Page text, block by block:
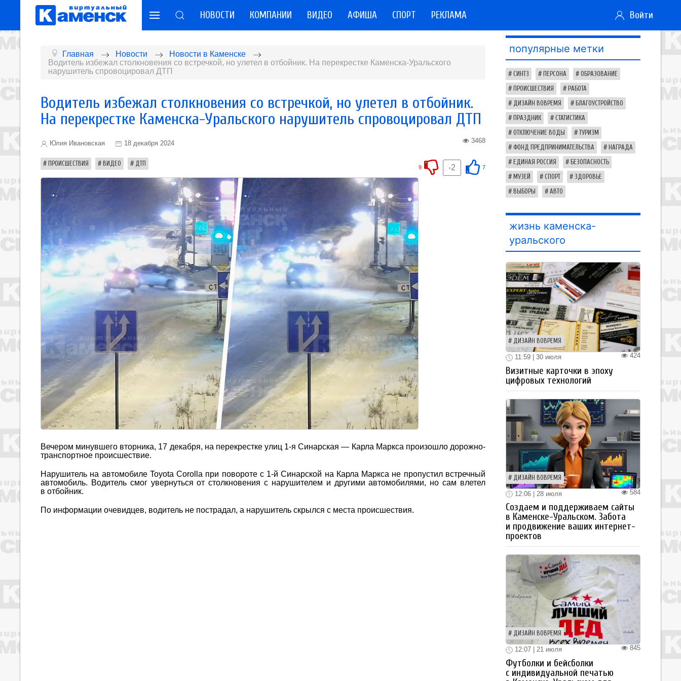
НОВОСТИ КОМПАНИИ ВИДЕО АФИША СПОРТ РЕКЛАМА Войти
Главная Новости
Новости в Каменске
Водитель избежал столкновения со встречкой, но улетел в отбойник. На перекрестке Каменска-Уральского
нарушитель спровоцировал ДТП
Водитель избежал столкновения со встречкой, но улетел в отбойник.
На перекрестке Каменска-Уральского нарушитель спровоцировал ДТП
Юлия Ивановская 18 декабря 2024 3468
ПРОИСШЕСТВИЯ ВИДЕО ДТП 7
-2
9
Вечером минувшего вторника, 17 декабря, на перекрестке улиц 1-я Синарская — Карла Маркса произошло дорожно-
транспортное происшествие.
Нарушитель на автомобиле Toyota Corolla при повороте с 1-й Синарской на Карла Маркса не пропустил встречный
автомобиль. Водитель смог увернуться от столкновения с нарушителем и другими автомобилями, но сам влетел
в отбойник.
По информации очевидцев, водитель не пострадал, а нарушитель скрылся с места происшествия.
популярные метки
СИНТЗ ПЕРСОНА ОБРАЗОВАНИЕ
ПРОИСШЕСТВИЯ РАБОТА
ДИЗАЙН ВОВРЕМЯ БЛАГОУСТРОЙСТВО
ПРАЗДНИК СТАТИСТИКА
ОТКЛЮЧЕНИЕ ВОДЫ ТУРИЗМ
ФОНД ПРЕДПРИНИМАТЕЛЬСТВА НАГРАДА
ЕДИНАЯ РОССИЯ БЕЗОПАСНОСТЬ
МУЗЕЙ СПОРТ ЗДОРОВЬЕ
ВЫБОРЫ АВТО
жизнь каменска-
уральского
ДИЗАЙН ВОВРЕМЯ
424
11:59 | 30 июля
Визитные карточки в эпоху
цифровых технологий
ДИЗАЙН ВОВРЕМЯ
584
12:06 | 28 июля
Создаем и поддерживаем сайты
в Каменске-Уральском. Забота
и продвижение ваших интернет-
проектов
ДИЗАЙН ВОВРЕМЯ
845
12:07 | 21 июля
Футболки и бейсболки
с индивидуальной печатью